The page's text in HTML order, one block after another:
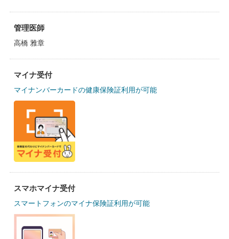
管理医師
高橋 雅章
マイナ受付
マイナンバーカードの健康保険証利用が可能
スマホマイナ受付
スマートフォンのマイナ保険証利用が可能